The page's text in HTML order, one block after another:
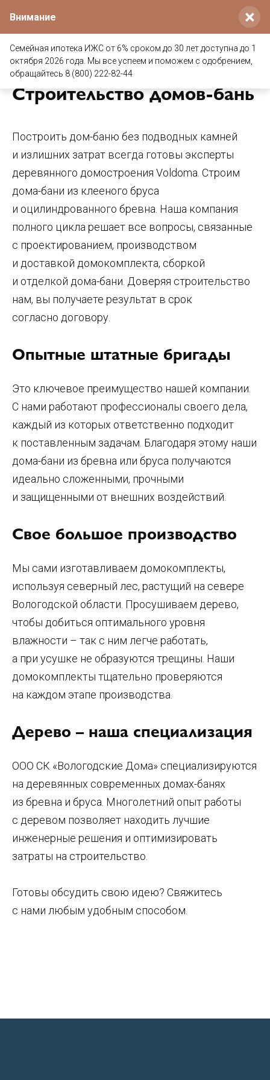
Внимание ×
Семейная ипотека ИЖС от 6% сроком до 30 лет доступна до 1
октября 2026 года. Мы все успеем и поможем с одобрением,
обращайтесь 8 (800) 222-82-44
Главная / Услуги / Строительство домов-бань
Строительство домов-бань
Построить дом-баню без подводных камней
и излишних затрат всегда готовы эксперты
деревянного домостроения Voldoma. Строим
дома-бани из клееного бруса
и оцилиндрованного бревна. Наша компания
полного цикла решает все вопросы, связанные
с проектированием, производством
и доставкой домокомплекта, сборкой
и отделкой дома-бани. Доверяя строительство
нам, вы получаете результат в срок
согласно договору.
Опытные штатные бригады
Это ключевое преимущество нашей компании.
С нами работают профессионалы своего дела,
каждый из которых ответственно подходит
к поставленным задачам. Благодаря этому наши
дома-бани из бревна или бруса получаются
идеально сложенными, прочными
и защищенными от внешних воздействий.
Свое большое производство
Мы сами изготавливаем домокомплекты,
используя северный лес, растущий на севере
Вологодской области. Просушиваем дерево,
чтобы добиться оптимального уровня
влажности – так с ним легче работать,
а при усушке не образуются трещины. Наши
домокомплекты тщательно проверяются
на каждом этапе производства.
Дерево – наша специализация
ООО СК «Вологодские Дома» специализируются
на деревянных современных домах-банях
из бревна и бруса. Многолетний опыт работы
с деревом позволяет находить лучшие
инженерные решения и оптимизировать
затраты на строительство.
Готовы обсудить свою идею? Свяжитесь
с нами любым удобным способом.